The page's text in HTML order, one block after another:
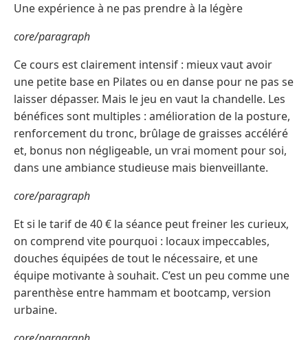
Une expérience à ne pas prendre à la légère
core/paragraph
Ce cours est clairement intensif : mieux vaut avoir
une petite base en Pilates ou en danse pour ne pas se
laisser dépasser. Mais le jeu en vaut la chandelle. Les
bénéfices sont multiples : amélioration de la posture,
renforcement du tronc, brûlage de graisses accéléré
et, bonus non négligeable, un vrai moment pour soi,
dans une ambiance studieuse mais bienveillante.
core/paragraph
Et si le tarif de 40 € la séance peut freiner les curieux,
on comprend vite pourquoi : locaux impeccables,
douches équipées de tout le nécessaire, et une
équipe motivante à souhait. C’est un peu comme une
parenthèse entre hammam et bootcamp, version
urbaine.